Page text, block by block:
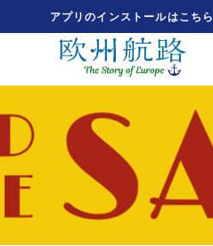
アプリのインストールはこちら